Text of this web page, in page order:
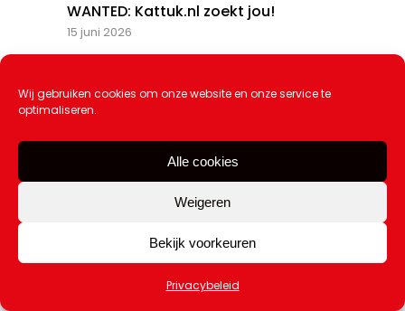
Wij gebruiken cookies om onze website en onze service te
optimaliseren.
Alle cookies
Weigeren
Bekijk voorkeuren
Privacybeleid
WANTED: Kattuk.nl zoekt jou!
15 juni 2026